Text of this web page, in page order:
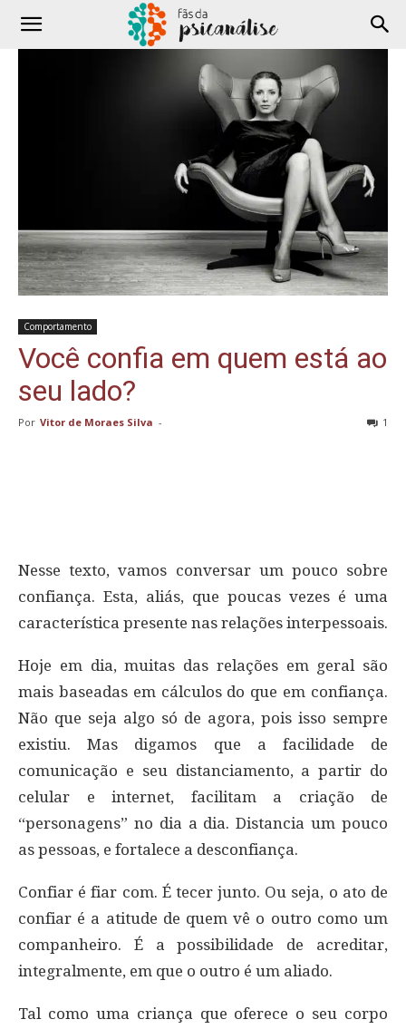
Comportamento
Você confia em quem está ao
seu lado?
Por Vitor de Moraes Silva - 1
Nesse texto, vamos conversar um pouco sobre
confiança. Esta, aliás, que poucas vezes é uma
característica presente nas relações interpessoais.
Hoje em dia, muitas das relações em geral são
mais baseadas em cálculos do que em confiança.
Não que seja algo só de agora, pois isso sempre
existiu. Mas digamos que a facilidade de
comunicação e seu distanciamento, a partir do
celular e internet, facilitam a criação de
“personagens” no dia a dia. Distancia um pouco
as pessoas, e fortalece a desconfiança.
Confiar é fiar com. É tecer junto. Ou seja, o ato de
confiar é a atitude de quem vê o outro como um
companheiro. É a possibilidade de acreditar,
integralmente, em que o outro é um aliado.
Tal como uma criança que oferece o seu corpo